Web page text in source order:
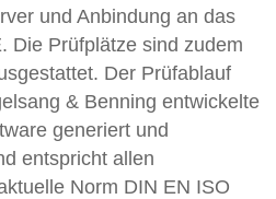
und Anbindung an das
Die Prüfplätze sind zudem
Der Prüfablauf
& Benning entwickelte
generiert und
entspricht allen
Norm DIN EN ISO